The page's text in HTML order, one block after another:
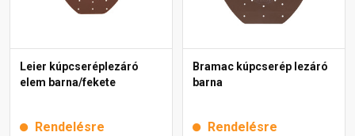
Leier kúpcseréplezáró
elem barna/fekete
Rendelésre
Bramac kúpcserép lezáró
barna
Rendelésre